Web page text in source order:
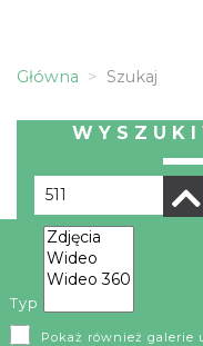
Główna Szukaj
Typ
Pokaż również galerie